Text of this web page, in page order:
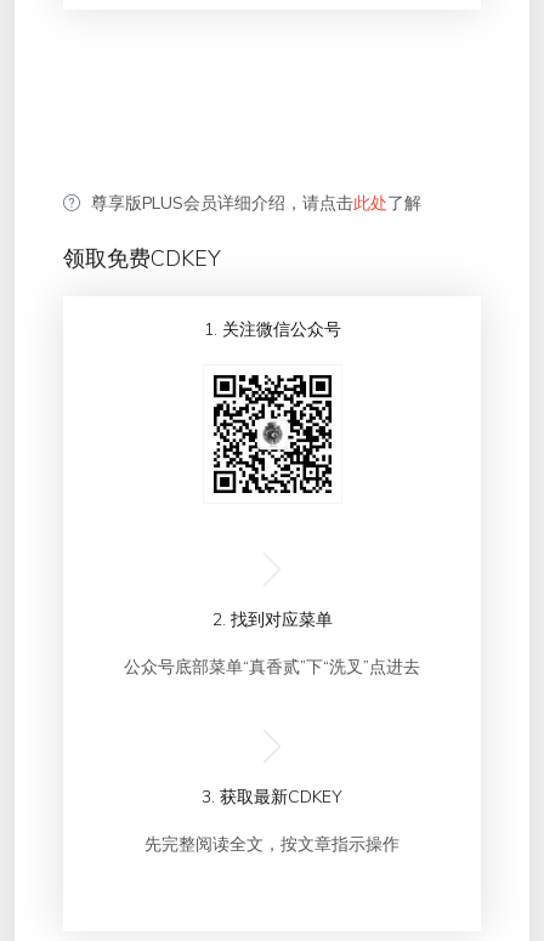
尊享版PLUS会员详细介绍，请点击此处了解
领取免费CDKEY
1. 关注微信公众号
2. 找到对应菜单
公众号底部菜单“真香贰”下“洗叉”点进去
3. 获取最新CDKEY
先完整阅读全文，按文章指示操作